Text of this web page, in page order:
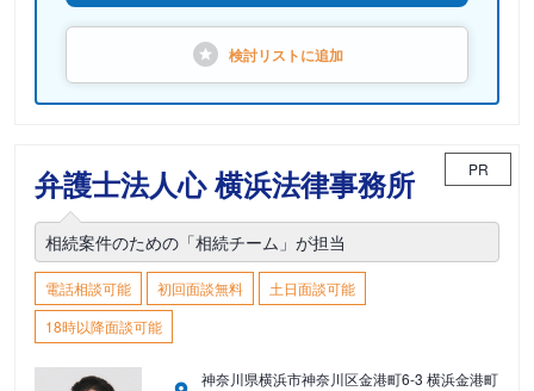
検討リストに追加
弁護士法人心 横浜法律事務所 PR
相続案件のための「相続チーム」が担当
電話相談可能 初回面談無料
土日面談可能
18時以降面談可能
神奈川県横浜市神奈川区金港町6-3 横浜金港町